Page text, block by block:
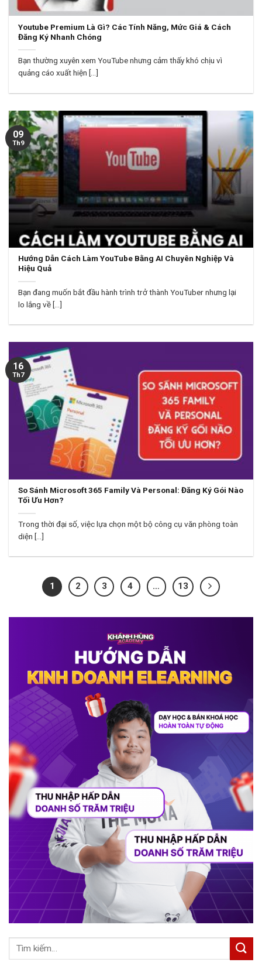
Youtube Premium Là Gì? Các Tính Năng, Mức Giá & Cách
Đăng Ký Nhanh Chóng
Bạn thường xuyên xem YouTube nhưng cảm thấy khó chịu vì
quảng cáo xuất hiện [...]
Hướng Dẫn Cách Làm YouTube Bằng AI Chuyên Nghiệp Và
Hiệu Quả
Bạn đang muốn bắt đầu hành trình trở thành YouTuber nhưng lại
lo lắng về [...]
09
Th9
So Sánh Microsoft 365 Family Và Personal: Đăng Ký Gói Nào
Tối Ưu Hơn?
Trong thời đại số, việc lựa chọn một bộ công cụ văn phòng toàn
diện [...]
16
Th7
1 2 3 4 … 13